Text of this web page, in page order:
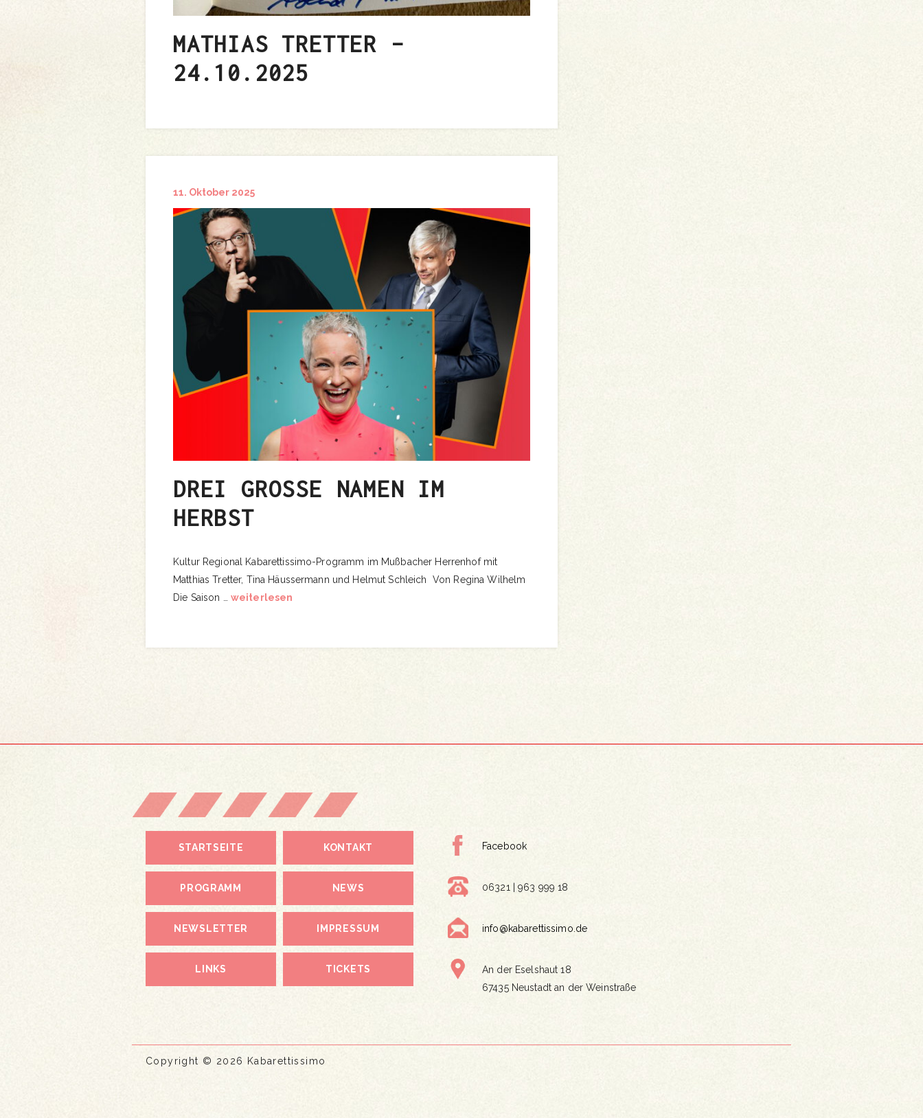
MATHIAS TRETTER –
24.10.2025
11. Oktober 2025
DREI GROSSE NAMEN IM H
ERBST
Kultur Regional Kabarettissimo-Programm im Mußbacher Herrenhof mit
Matthias Tretter, Tina Häussermann und Helmut Schleich Von Regina Wilhelm
Die Saison … weiterlesen
STARTSEITE KONTAKT
PROGRAMM NEWS
NEWSLETTER IMPRESSUM
LINKS TICKETS
Facebook
06321 | 963 999 18
info@kabarettissimo.de
An der Eselshaut 18
67435 Neustadt an der Weinstraße
Copyright © 2026 Kabarettissimo